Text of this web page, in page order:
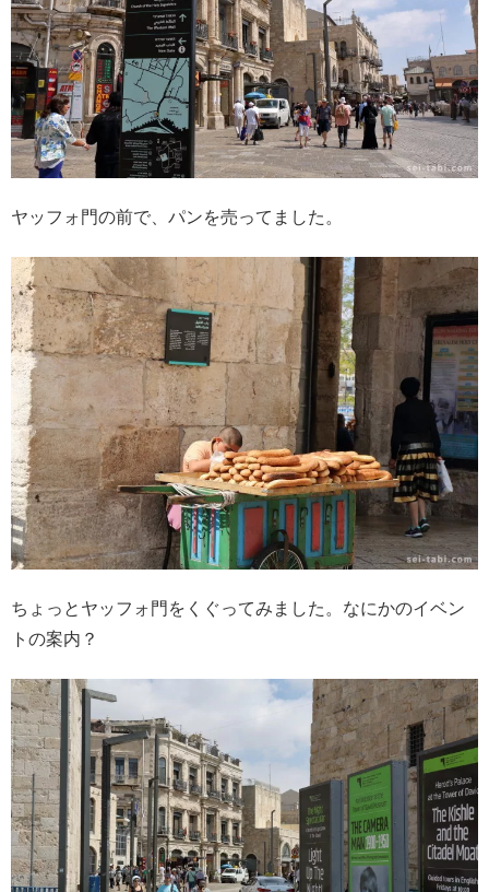
ヤッフォ門の前で、パンを売ってました。
ちょっとヤッフォ門をくぐってみました。なにかのイベン
トの案内？